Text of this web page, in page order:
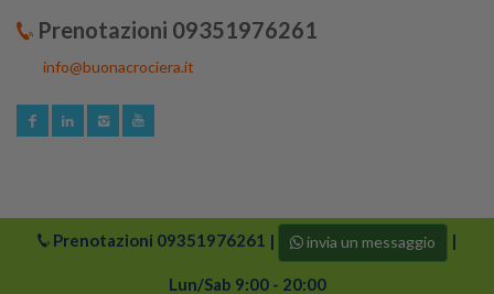
Prenotazioni 09351976261
info@buonacrociera.it
© 2024 buonacrociera | Tutti i diritti riservati. Logo di
Buonacrociera e i suoi partner sono protetti da copyright.
Prenotazioni 09351976261 | invia un messaggio |
Lun/Sab 9:00 - 20:00